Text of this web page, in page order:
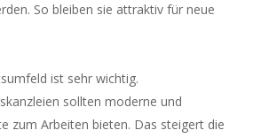
So bleiben sie attraktiv für neue
ist sehr wichtig.
sollten moderne und
zum Arbeiten bieten. Das steigert die